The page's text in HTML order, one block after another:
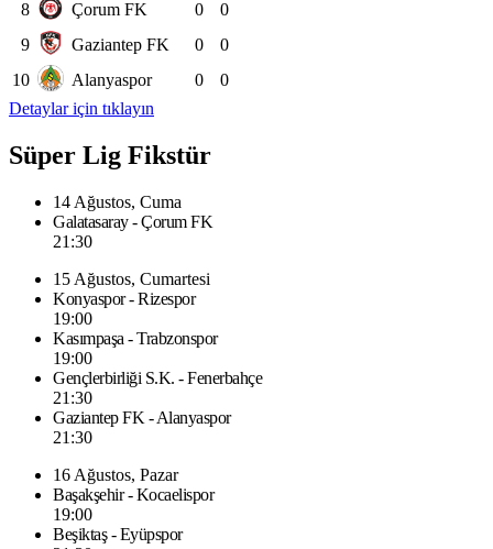
8
Çorum FK 0
0
9
Gaziantep FK 0
0
10
Alanyaspor 0
0
Detaylar için tıklayın
Süper Lig Fikstür
14 Ağustos, Cuma
Galatasaray - Çorum FK
21:30
15 Ağustos, Cumartesi
Konyaspor - Rizespor
19:00
Kasımpaşa - Trabzonspor
19:00
Gençlerbirliği S.K. - Fenerbahçe
21:30
Gaziantep FK - Alanyaspor
21:30
16 Ağustos, Pazar
Başakşehir - Kocaelispor
19:00
Beşiktaş - Eyüpspor